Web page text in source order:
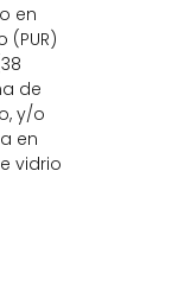
en
de
y/o
en
vidrio